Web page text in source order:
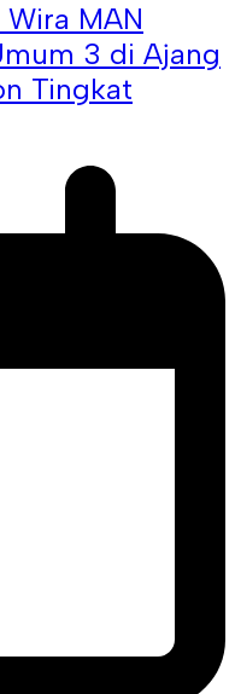
MAN
3 di Ajang
Tingkat